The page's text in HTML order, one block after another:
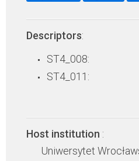
Descriptors:
ST4_008:
ST4_011:
Host institution :
Uniwersytet